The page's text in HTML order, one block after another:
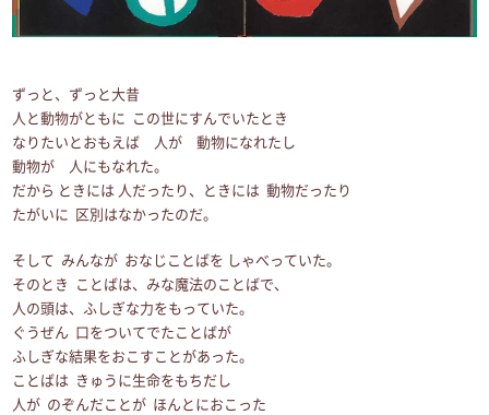
ずっと、ずっと大昔
人と動物がともに この世にすんでいたとき
なりたいとおもえば 人が 動物になれたし
動物が 人にもなれた。
だから ときには 人だったり、ときには 動物だったり
たがいに 区別はなかったのだ。
そして みんなが おなじことばを しゃべっていた。
そのとき ことばは、みな魔法のことばで、
人の頭は、ふしぎな力をもっていた。
ぐうぜん 口をついてでたことばが
ふしぎな結果をおこすことがあった。
ことばは きゅうに生命をもちだし
人が のぞんだことが ほんとにおこった